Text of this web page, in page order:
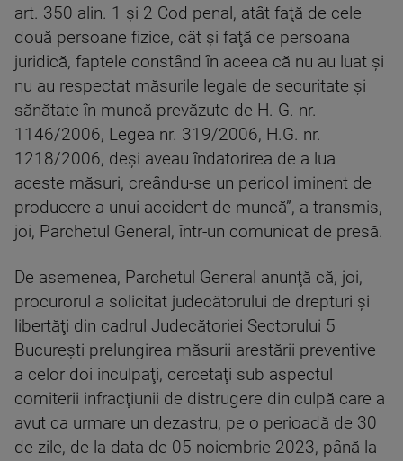
art. 350 alin. 1 şi 2 Cod penal, atât faţă de cele
două persoane fizice, cât şi faţă de persoana
juridică, faptele constând în aceea că nu au luat şi
nu au respectat măsurile legale de securitate şi
sănătate în muncă prevăzute de H. G. nr.
1146/2006, Legea nr. 319/2006, H.G. nr.
1218/2006, deşi aveau îndatorirea de a lua
aceste măsuri, creându-se un pericol iminent de
producere a unui accident de muncă”, a transmis,
joi, Parchetul General, într-un comunicat de presă.
De asemenea, Parchetul General anunţă că, joi,
procurorul a solicitat judecătorului de drepturi şi
libertăţi din cadrul Judecătoriei Sectorului 5
Bucureşti prelungirea măsurii arestării preventive
a celor doi inculpaţi, cercetaţi sub aspectul
comiterii infracţiunii de distrugere din culpă care a
avut ca urmare un dezastru, pe o perioadă de 30
de zile, de la data de 05 noiembrie 2023, până la